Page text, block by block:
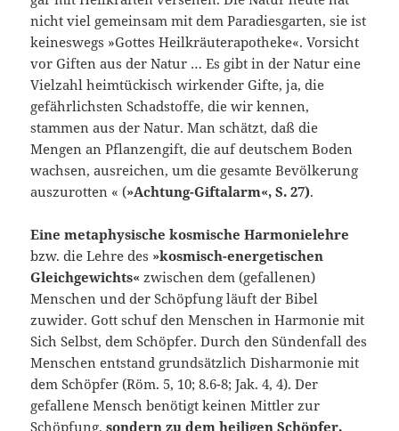
nicht viel gemeinsam mit dem Para­diesgarten, sie ist
keineswegs »Gottes Heilkräuterapotheke«. Vorsicht
vor Giften aus der Natur … Es gibt in der Natur eine
Vielzahl heimtückisch wirken­der Gifte, ja, die
gefährlichsten Schadstoffe, die wir kennen,
stammen aus der Natur. Man schätzt, daß die
Mengen an Pflanzengift, die auf deutschem Bo­den
wachsen, ausreichen, um die gesamte Bevölkerung
auszurotten « (»Ach­tung-Giftalarm«, S. 27).
Eine metaphysische kosmische Harmonielehre
bzw. die Lehre des »kos­misch-energetischen
Gleichgewichts« zwischen dem (gefallenen)
Menschen und der Schöpfung läuft der Bibel
zuwider. Gott schuf den Menschen in Harmonie mit
Sich Selbst, dem Schöpfer. Durch den Sündenfall des
Menschen entstand grundsätzlich Disharmonie mit
dem Schöpfer (Röm. 5, 10; 8.6-8; Jak. 4, 4). Der
gefallene Mensch benötigt keinen Mittler zur
Schöpfung,son­dern zu dem heiligen Schöpfer.